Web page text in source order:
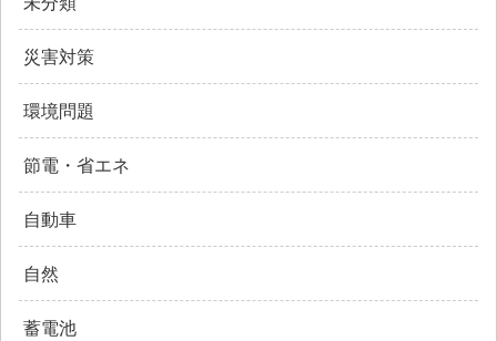
災害対策
環境問題
節電・省エネ
自動車
自然
蓄電池